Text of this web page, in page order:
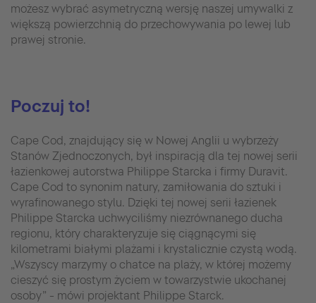
możesz wybrać asymetryczną wersję naszej umywalki z
większą powierzchnią do przechowywania po lewej lub
prawej stronie.
Poczuj to!
Cape Cod, znajdujący się w Nowej Anglii u wybrzeży
Stanów Zjednoczonych, był inspiracją dla tej nowej serii
łazienkowej autorstwa Philippe Starcka i firmy Duravit.
Cape Cod to synonim natury, zamiłowania do sztuki i
wyrafinowanego stylu. Dzięki tej nowej serii łazienek
Philippe Starcka uchwyciliśmy niezrównanego ducha
regionu, który charakteryzuje się ciągnącymi się
kilometrami białymi plażami i krystalicznie czystą wodą.
„Wszyscy marzymy o chatce na plaży, w której możemy
cieszyć się prostym życiem w towarzystwie ukochanej
osoby” - mówi projektant Philippe Starck.